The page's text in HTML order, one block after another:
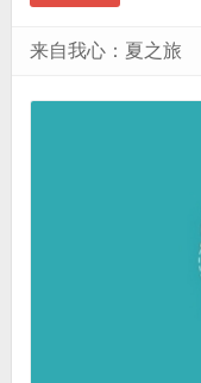
来自我心：夏之旅